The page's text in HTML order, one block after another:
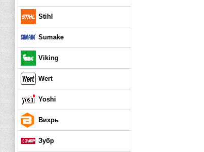
Stihl
Sumake
Viking
Wert
Yoshi
Вихрь
Зубр